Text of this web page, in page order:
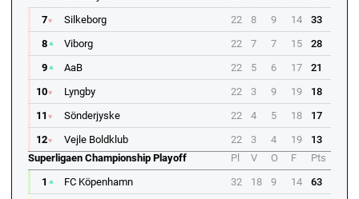
7
Silkeborg 22 8 9 14
33
8
Viborg 22 7 7 15
28
9
AaB 22 5 6 17
21
10
Lyngby 22 3 9 19
18
11
Sönderjyske 22 4 5 18
17
12
Vejle Boldklub 22 3 4 19
13
Superligaen Championship Playoff
Pl V O F
Pts
1
FC Köpenhamn 32 18 9 14
63